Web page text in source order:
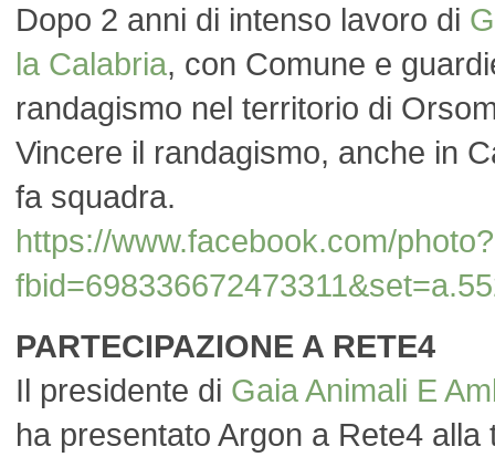
Dopo 2 anni di intenso lavoro di
la Calabria, con Comune e
randagismo nel territorio di
Vincere il randagismo, anche in
fa squadra.
https://www.facebook.com/photo?
PARTECIPAZIONE A RETE4
Il presidente di Gaia Animali E
ha presentato Argon a Rete4 alla